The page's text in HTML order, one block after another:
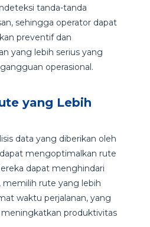
tanda-tanda
sehingga operator dapat
preventif dan
yang lebih serius yang
operasional.
yang Lebih
data yang diberikan oleh
mengoptimalkan rute
dapat menghindari
memilih rute yang lebih
waktu perjalanan, yang
produktivitas